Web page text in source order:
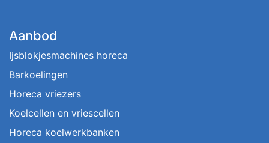
Aanbod
Ijsblokjesmachines horeca
Barkoelingen
Horeca vriezers
Koelcellen en vriescellen
Horeca koelwerkbanken